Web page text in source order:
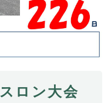
ロン大会